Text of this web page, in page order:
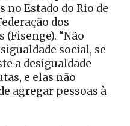
no Estado do Rio de
dos
“Não
social, se
a desigualdade
e elas não
agregar pessoas à